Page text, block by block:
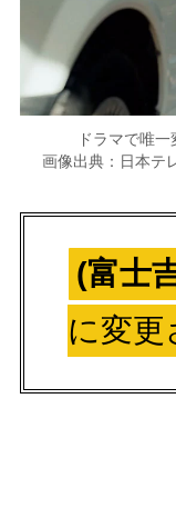
ドラマで唯
画像出典：日本テ
(富士
に変更